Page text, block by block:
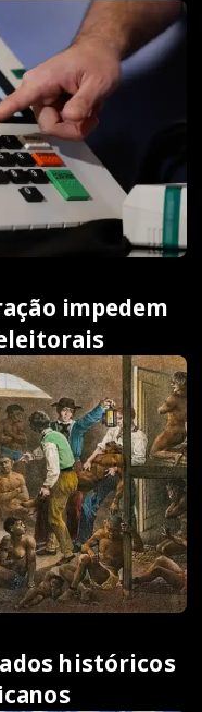
impedem
históricos